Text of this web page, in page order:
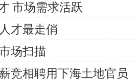
市场需求活跃
才最走俏
场扫描
竞相聘用下海土地官员